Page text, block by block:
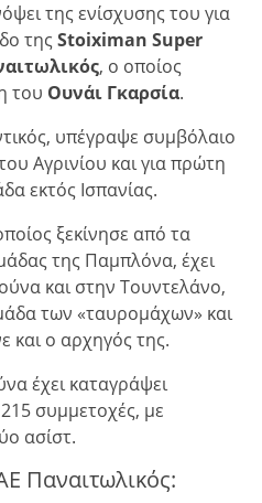
της ενίσχυσης του για
της Stoiximan Super
, ο οποίος
του Ουνάι Γκαρσία.
υπέγραψε συμβόλαιο
Αγρινίου και για πρώτη
εκτός Ισπανίας.
ξεκίνησε από τα
της Παμπλόνα, έχει
και στην Τουντελάνο,
των «ταυρομάχων» και
και ο αρχηγός της.
έχει καταγράψει
συμμετοχές, με
ασίστ.
Παναιτωλικός: